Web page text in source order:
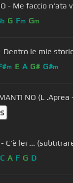
- Me faccio
b G Fm Gm
Dentro le mie
m E A G# G#m
C'è lei ...
C A F G D